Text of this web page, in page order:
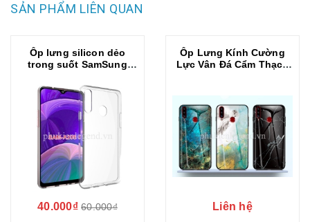
SẢN PHẨM LIÊN QUAN
Ốp lưng silicon dẻo
trong suốt SamSung
0.5 mm
40.000₫ 60.000₫
Ốp Lưng Kính Cường
Lực Vân Đá Cẩm Thạch
Liên hệ